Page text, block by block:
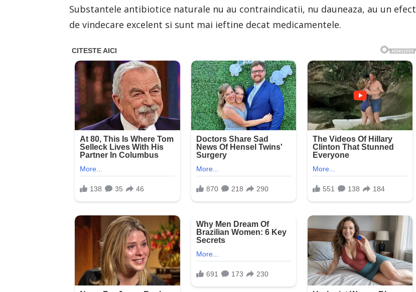
Substantele antibiotice naturale nu au contraindicatii, nu dauneaza, au un efect
de vindecare excelent si sunt mai ieftine decat medicamentele.